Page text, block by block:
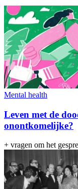
Mental health
Leven met de
onontkomelijke?
+ vragen om het